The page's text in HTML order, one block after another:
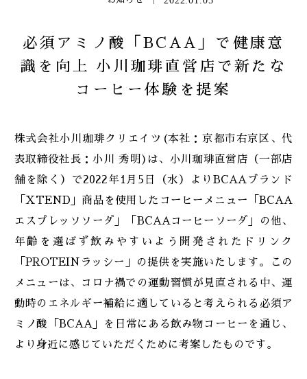
2025
2023
2022
2021
2020
プレスリリース
商品
重要なお知らせ
必須アミノ酸「BCAA」で健康意
識を向上 小川珈琲直営店で新たな
コーヒー体験を提案
株式会社小川珈琲クリエイツ(本社：京都市右京区、代
表取締役社長：小川 秀明)は、小川珈琲直営店（一部店
舗を除く）で2022年1月5日（水）よりBCAAブランド
「XTEND」商品を使用したコーヒーメニュー「BCAA
エスプレッソソーダ」「BCAAコーヒーソーダ」の他、
年齢を選ばず飲みやすいよう開発されたドリンク
「PROTEINラッシー」の提供を実施いたします。この
メニューは、コロナ禍での運動習慣が見直される中、運
動時のエネルギー補給に適していると考えられる必須ア
ミノ酸「BCAA」を日常にある飲み物コーヒーを通じ、
より身近に感じていただくために考案したものです。